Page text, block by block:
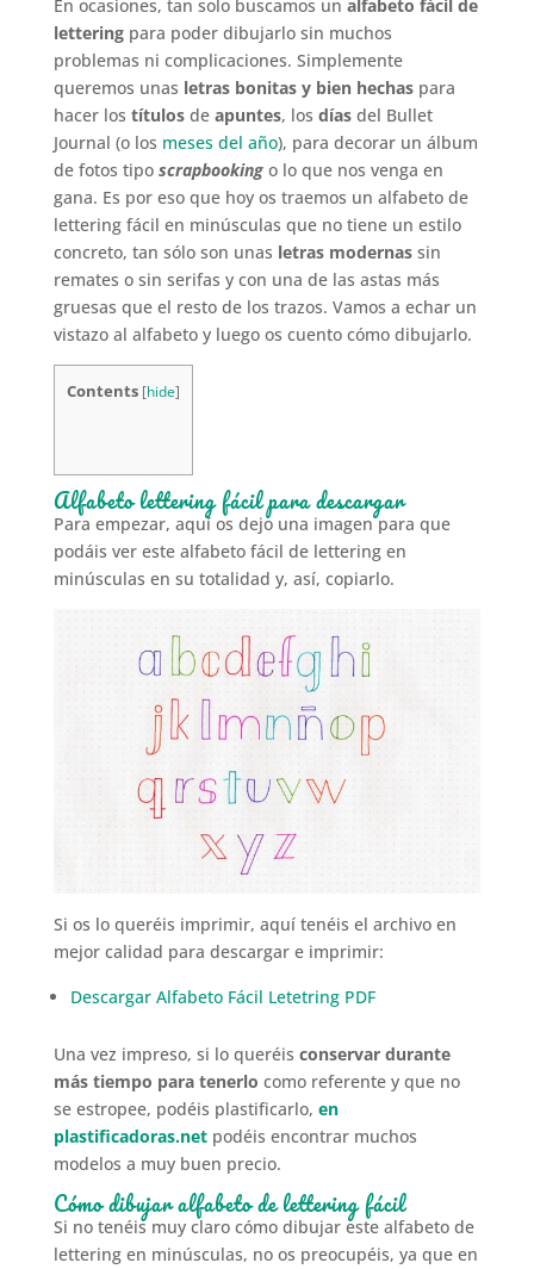
En ocasiones, tan solo buscamos un alfabeto fácil de
letteringpara poder dibujarlo sin muchos
problemas ni complicaciones. Simplemente
queremos unas letras bonitas y bien hechaspara
hacer los títulosde apuntes, los díasdel Bullet
Journal (o los meses del año), para decorar un álbum
de fotos tipo scrapbooking o lo que nos venga en
gana. Es por eso que hoy os traemos un alfabeto de
lettering fácil en minúsculas que no tiene un estilo
concreto, tan sólo son unas letras modernassin
remates o sin serifas y con una de las astas más
gruesas que el resto de los trazos. Vamos a echar un
vistazo al alfabeto y luego os cuento cómo dibujarlo.
Contents [hide]
Alfabeto lettering fácil para descargar
Para empezar, aquí os dejo una imagen para que
podáis ver este alfabeto fácil de lettering en
minúsculas en su totalidad y, así, copiarlo.
Si os lo queréis imprimir, aquí tenéis el archivo en
mejor calidad para descargar e imprimir:
Descargar Alfabeto Fácil Letetring PDF
Una vez impreso, si lo queréis conservar durante
más tiempo para tenerlo como referente y que no
se estropee, podéis plastificarlo, en
plastificadoras.netpodéis encontrar muchos
modelos a muy buen precio.
Cómo dibujar alfabeto de lettering fácil
Si no tenéis muy claro cómo dibujar este alfabeto de
lettering en minúsculas, no os preocupéis, ya que en